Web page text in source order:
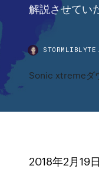
解説させてい
Sonic xtremeダ
2018年2月19